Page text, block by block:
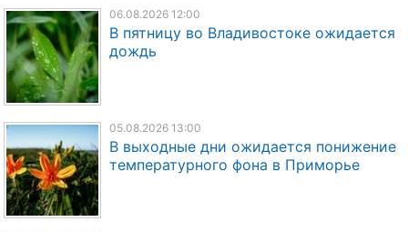
06.08.2026 12:00
В пятницу во Владивостоке ожидается
дождь
05.08.2026 13:00
В выходные дни ожидается понижение
температурного фона в Приморье